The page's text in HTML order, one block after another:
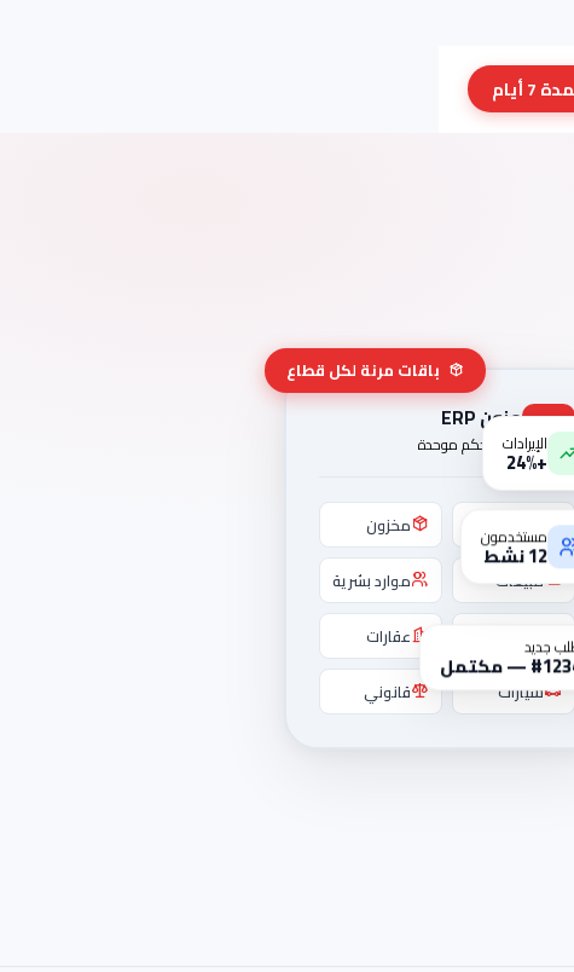
أيام
الإيرادات
+24%
جديد
— مكتمل
مستخدمون
12 نشط
باقات مرنة لكل قطاع
مزون ERP
لوحة تحكم موحدة
محاسبة
مخزون
مبيعات
موارد بشرية
عقارات
سيارات
قانوني